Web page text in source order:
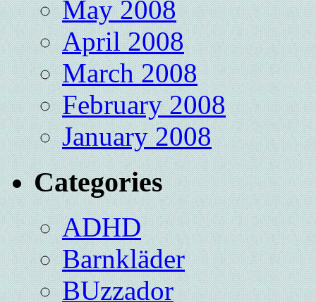
May 2008
April 2008
March 2008
February 2008
January 2008
Categories
ADHD
Barnkläder
BUzzador